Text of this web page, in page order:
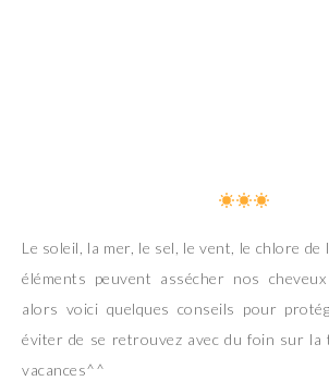
Le soleil, la mer, le sel, le vent, le chlore
éléments peuvent assécher nos
alors voici quelques conseils pour
éviter de se retrouvez avec du foin sur la
vacances^^